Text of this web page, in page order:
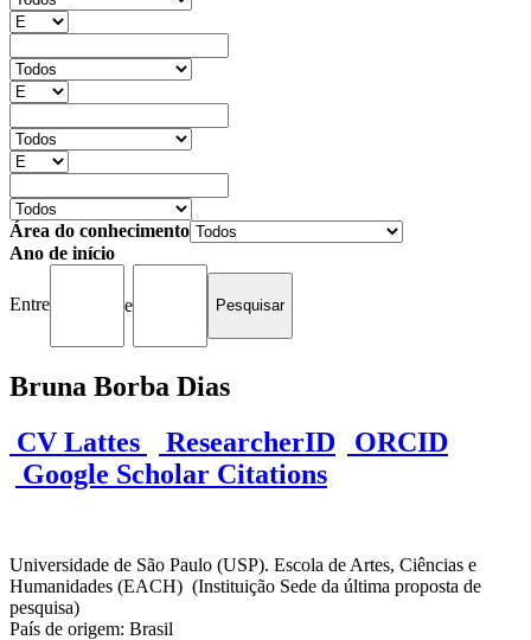
Área do conhecimento
Ano de início
Entre e
Bruna Borba Dias
CV Lattes
ResearcherID
ORCID
Google Scholar Citations
Universidade de São Paulo (USP). Escola de Artes, Ciências e
Humanidades (EACH) (Instituição Sede da última proposta de
pesquisa)
País de origem: Brasil